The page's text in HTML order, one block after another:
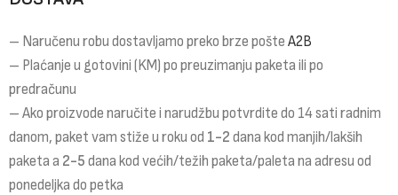
– Naručenu robu dostavljamo preko brze pošte A2B
– Plaćanje u gotovini (KM) po preuzimanju paketa ili po
predračunu
– Ako proizvode naručite i narudžbu potvrdite do 14 sati radnim
danom, paket vam stiže u roku od 1-2 dana kod manjih/lakših
paketa a 2-5 dana kod većih/težih paketa/paleta na adresu od
ponedeljka do petka